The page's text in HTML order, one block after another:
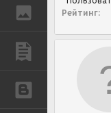
ГАЛЕРЕЯ
Рейтинг